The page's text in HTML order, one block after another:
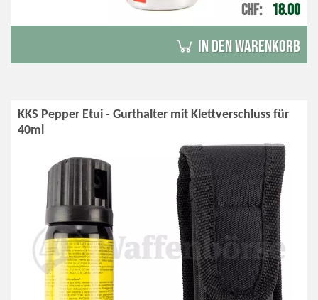
CHF 18.00
in den Warenkorb
KKS Pepper Etui - Gurthalter mit Klettverschluss für
40ml